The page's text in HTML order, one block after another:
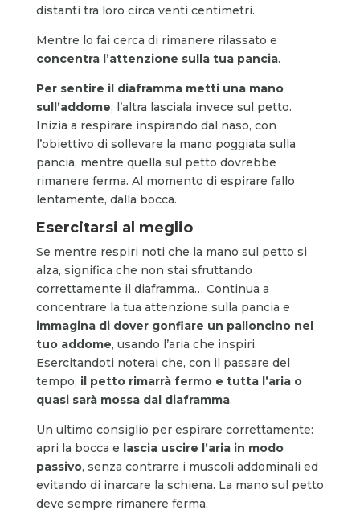
distanti tra loro circa venti centimetri.
Mentre lo fai cerca di rimanere rilassato e
concentra l’attenzione sulla tua pancia.
Per sentire il diaframma metti una mano
sull’addome, l’altra lasciala invece sul petto.
Inizia a respirare inspirando dal naso, con
l’obiettivo di sollevare la mano poggiata sulla
pancia, mentre quella sul petto dovrebbe
rimanere ferma. Al momento di espirare fallo
lentamente, dalla bocca.
Esercitarsi al meglio
Se mentre respiri noti che la mano sul petto si
alza, significa che non stai sfruttando
correttamente il diaframma… Continua a
concentrare la tua attenzione sulla pancia e
immagina di dover gonfiare un palloncino nel
tuo addome, usando l’aria che inspiri.
Esercitandoti noterai che, con il passare del
tempo, il petto rimarrà fermo e tutta l’aria o
quasi sarà mossa dal diaframma.
Un ultimo consiglio per espirare correttamente:
apri la bocca e lascia uscire l’aria in modo
passivo, senza contrarre i muscoli addominali ed
evitando di inarcare la schiena. La mano sul petto
deve sempre rimanere ferma.